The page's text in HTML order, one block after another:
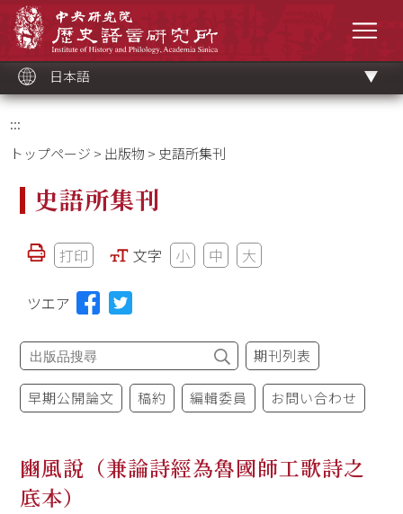
ッ
ク
日本語
:::
トップページ > 出版物 > 史語所集刊
史語所集刊
打印 文字 小 中 大
ツエア
期刊列表
早期公開論文 稿約 編輯委員 お問い合わせ
豳風說（兼論詩經為魯國師工歌詩之
底本）